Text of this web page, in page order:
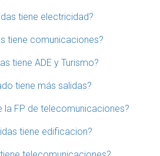
tiene electricidad?
tiene comunicaciones?
tiene ADE y Turismo?
tiene más salidas?
la FP de telecomunicaciones?
tiene edificacion?